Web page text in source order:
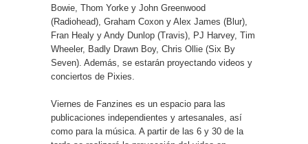
Bowie, Thom Yorke y John Greenwood
(Radiohead), Graham Coxon y Alex James (Blur),
Fran Healy y Andy Dunlop (Travis), PJ Harvey, Tim
Wheeler, Badly Drawn Boy, Chris Ollie (Six By
Seven). Además, se estarán proyectando videos y
conciertos de Pixies.
Viernes de Fanzines es un espacio para las
publicaciones independientes y artesanales, así
como para la música. A partir de las 6 y 30 de la